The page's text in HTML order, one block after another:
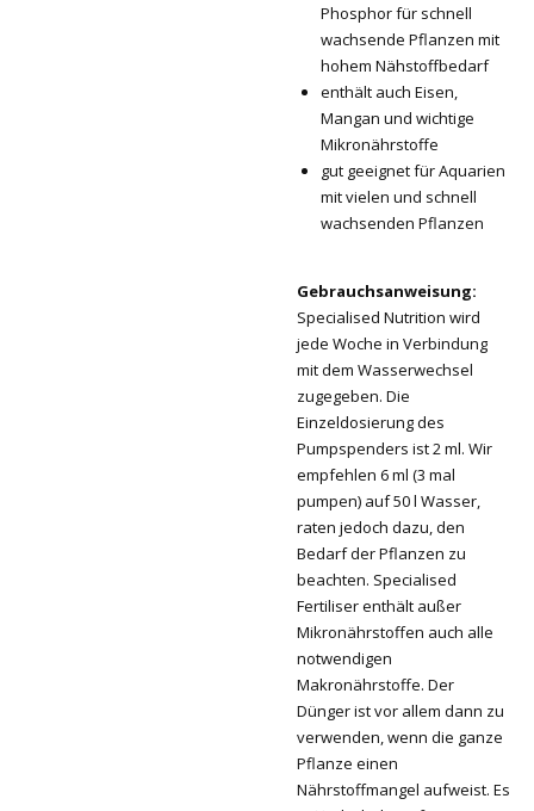
Phosphor für schnell
wachsende Pflanzen mit
hohem Nähstoffbedarf
enthält auch Eisen,
Mangan und wichtige
Mikronährstoffe
gut geeignet für Aquarien
mit vielen und schnell
wachsenden Pflanzen
Gebrauchsanweisung:
Specialised Nutrition wird
jede Woche in Verbindung
mit dem Wasserwechsel
zugegeben. Die
Einzeldosierung des
Pumpspenders ist 2 ml. Wir
empfehlen 6 ml (3 mal
pumpen) auf 50 l Wasser,
raten jedoch dazu, den
Bedarf der Pflanzen zu
beachten. Specialised
Fertiliser enthält außer
Mikronährstoffen auch alle
notwendigen
Makronährstoffe. Der
Dünger ist vor allem dann zu
verwenden, wenn die ganze
Pflanze einen
Nährstoffmangel aufweist. Es